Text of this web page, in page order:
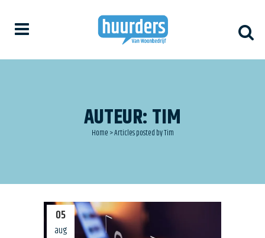
AUTEUR: TIM
Home >Articles posted by Tim
05
aug